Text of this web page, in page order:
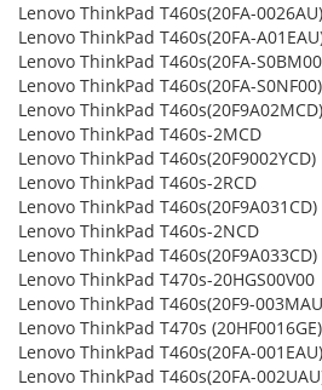
Lenovo ThinkPad T460s(20FA-0026AU)
Lenovo ThinkPad T460s(20FA-
Lenovo ThinkPad T460s(20FA-
Lenovo ThinkPad T460s(20FA-S0NF00)
Lenovo ThinkPad T460s(20F9A02MCD)
Lenovo ThinkPad T460s-2MCD
Lenovo ThinkPad T460s(20F9002YCD)
Lenovo ThinkPad T460s-2RCD
Lenovo ThinkPad T460s(20F9A031CD)
Lenovo ThinkPad T460s-2NCD
Lenovo ThinkPad T460s(20F9A033CD)
Lenovo ThinkPad T470s-20HGS00V00
Lenovo ThinkPad T460s(20F9-
Lenovo ThinkPad T470s (20HF0016GE)
Lenovo ThinkPad T460s(20FA-001EAU)
Lenovo ThinkPad T460s(20FA-